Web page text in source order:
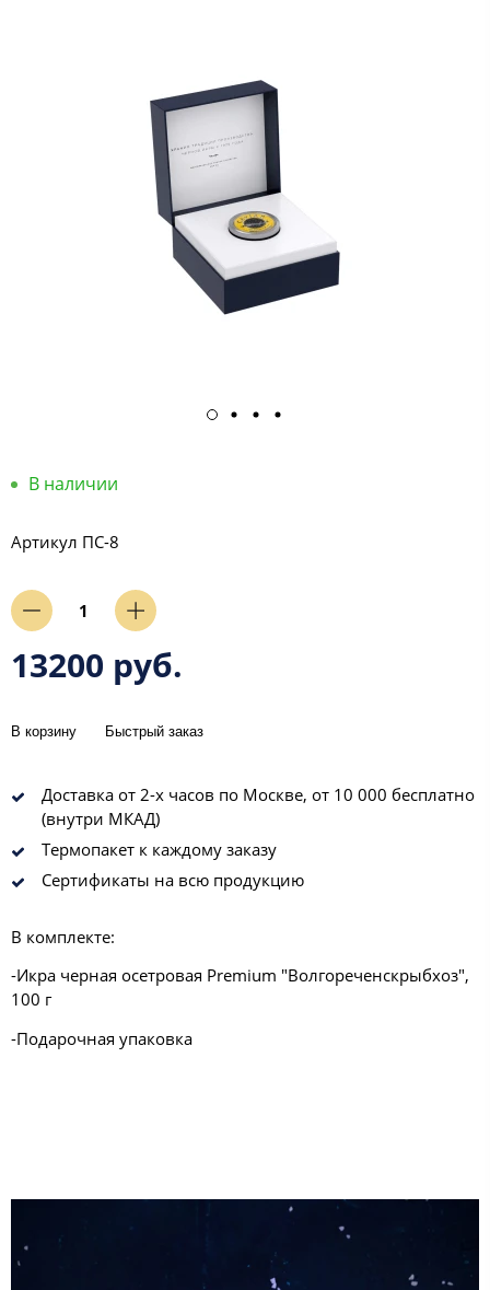
В наличии
Артикул ПС-8
13200 руб.
В корзину Быстрый заказ
Доставка от 2-х часов по Москве, от 10 000 бесплатно
(внутри МКАД)
Термопакет к каждому заказу
Сертификаты на всю продукцию
В комплекте:
-Икра черная осетровая Premium "Волгореченскрыбхоз",
100 г
-Подарочная упаковка